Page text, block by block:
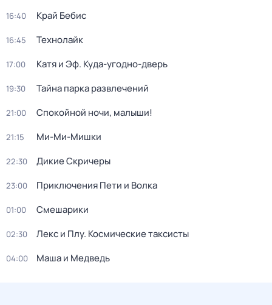
16:40 Край Бебис
16:45 Технолайк
17:00 Катя и Эф. Куда-угодно-дверь
19:30 Тайна парка развлечений
21:00 Спокойной ночи, малыши!
21:15 Ми-Ми-Мишки
22:30 Дикие Скричеры
23:00 Приключения Пети и Волка
01:00 Смешарики
02:30 Лекс и Плу. Космические таксисты
04:00 Маша и Медведь